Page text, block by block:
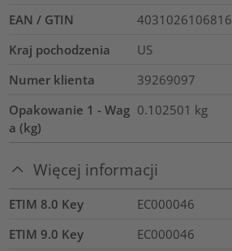
EAN / GTIN
4031026106816
Kraj pochodzenia
US
Numer klienta
39269097
Opakowanie 1 - Wag
a (kg)
0.102501 kg
Więcej informacji
ETIM 8.0 Key
EC000046
ETIM 9.0 Key
EC000046